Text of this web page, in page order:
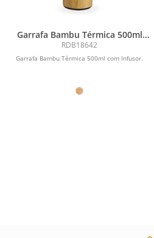
Garrafa Bambu Térmica 500ml
com Infusor
RDB18642
Garrafa Bambu Térmica 500ml com Infusor.